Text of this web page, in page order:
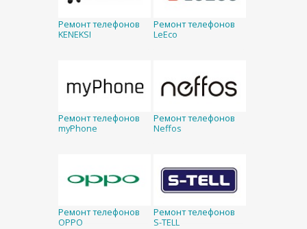
Ремонт телефонов
KENEKSI
Ремонт телефонов
LeEco
Ремонт телефонов
myPhone
Ремонт телефонов
Neffos
Ремонт телефонов
OPPO
Ремонт телефонов
S-TELL